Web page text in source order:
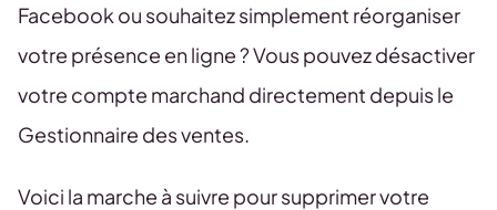
Facebook ou souhaitez simplement réorganiser
votre présence en ligne ? Vous pouvez désactiver
votre compte marchand directement depuis le
Gestionnaire des ventes.
Voici la marche à suivre pour supprimer votre